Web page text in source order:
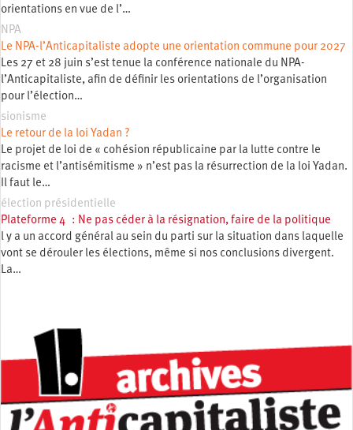
orientations en vue de l’…
NPA
Le NPA-l’Anticapitaliste adopte une orientation commune pour 2027
Les 27 et 28 juin s’est tenue la conférence nationale du NPA-
l’Anticapitaliste, afin de définir les orientations de l’organisation
pour l’élection…
sionisme
Le retour de la loi Yadan ?
Le projet de loi de « cohésion républicaine par la lutte contre le
racisme et l’antisémitisme » n’est pas la résurrection de la loi Yadan.
Il faut le…
élection présidentielle
Plateforme 4 : Ne pas céder à la résignation, faire de la politique
l y a un accord général au sein du parti sur la situation dans laquelle
vont se dérouler les élections, même si nos conclusions divergent.
La…